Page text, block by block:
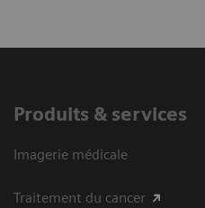
Produits & services
Imagerie médicale
Traitement du cancer